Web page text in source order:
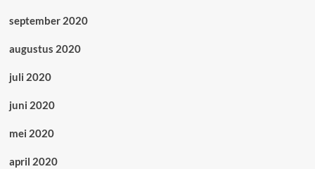
september 2020
augustus 2020
juli 2020
juni 2020
mei 2020
april 2020